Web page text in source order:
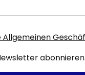
Allgemeinen
abonnieren.